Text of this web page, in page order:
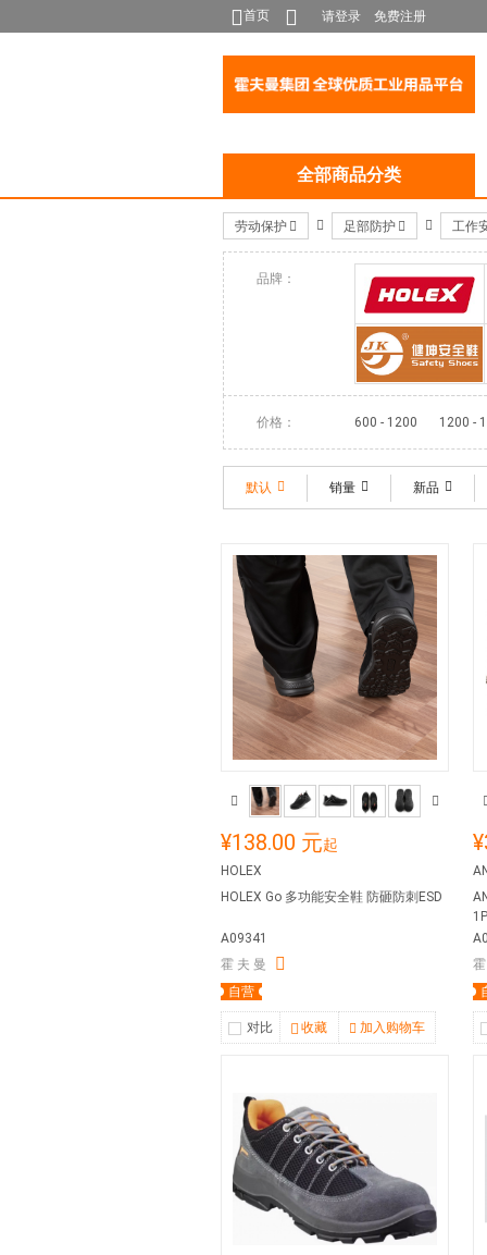
首页 请登录 免费注册
全部商品分类
劳动保护 足部防护 工作
品牌：
HOLEX
价格： 600 - 1200 1200 -
默认 销量 新品
¥138.00 元起
HOLEX
HOLEX Go 多功能安全鞋 防砸防刺ESD
A09341
霍 夫 曼
自营
对比 收藏 加入购物车
1P